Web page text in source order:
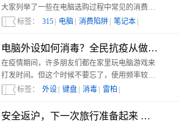
大家列举了一些在电脑选购过程中常见的消费陷
阱，整理出一份避坑指南，近期有购买电脑计划
的用户可以作为参考。
标签： 315 电脑 消费陷阱 笔记本
电脑外设如何消毒？全民抗疫从做好清洁
在疫情期间，许多朋友们都在家里玩电脑游戏来
打发时间。但这个时候不要忘了，使用频率较高
的鼠标、耳机、键盘等电脑外设同样也要做好清
洁工作。
标签： 外设 键盘 消毒 雷柏
安全返沪，下一次旅行准备起来 房车露营